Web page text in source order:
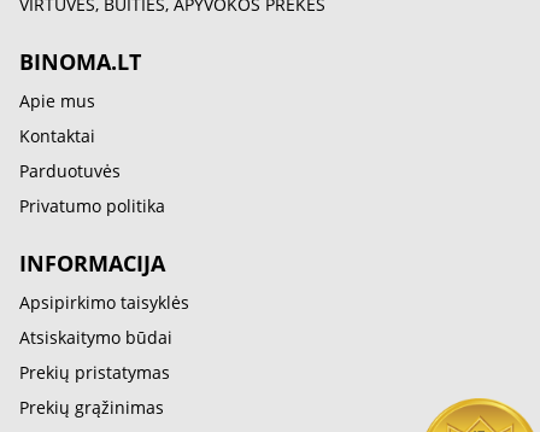
BINOMA.LT
Apie mus
Kontaktai
Parduotuvės
Privatumo politika
INFORMACIJA
Apsipirkimo taisyklės
Atsiskaitymo būdai
Prekių pristatymas
Prekių grąžinimas